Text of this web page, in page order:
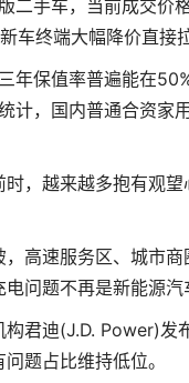
二手车，当前成交价
车终端大幅降价直接
保值率普遍能在
计，国内普通合资家
越来越多抱有观望
速服务区、城市商
问题不再是新能源汽
君迪(J.D. Power)发
题占比维持低位。